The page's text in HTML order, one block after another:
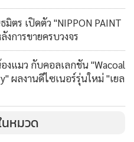
ร เปิดตัว "NIPPON PAINT
งการขายครบวงจร
งแมว กับคอลเลกชัน "Wacoal
ผลงานดีไซเนอร์รุ่นใหม่ "เยล
นหมวด